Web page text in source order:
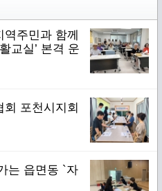
주민과 함께
교실’ 본격 운
포천시지회
는 읍면동 `자